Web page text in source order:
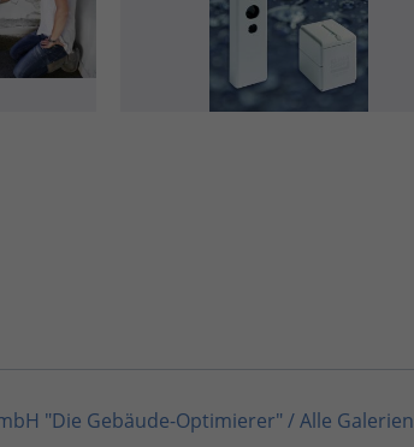
"Die Gebäude-Optimierer"/Alle Galerien